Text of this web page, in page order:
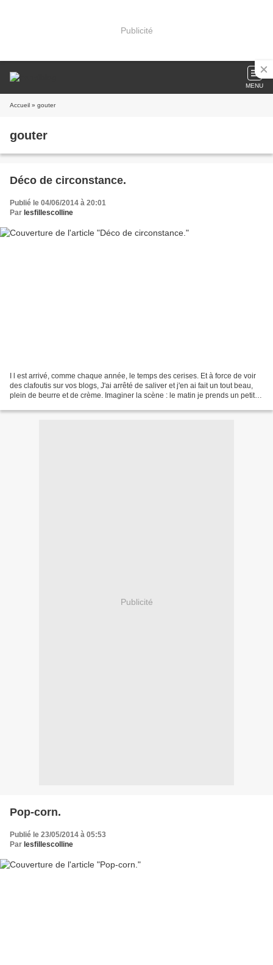
Publicité
MENU
Accueil » gouter
gouter
Déco de circonstance.
Publié le 04/06/2014 à 20:01
Par lesfillescolline
I l est arrivé, comme chaque année, le temps des cerises. Et à force de voir
des clafoutis sur vos blogs, J'ai arrêté de saliver et j'en ai fait un tout beau,
plein de beurre et de crème. Imaginer la scène : le matin je prends un petit
Publicité
Pop-corn.
Publié le 23/05/2014 à 05:53
Par lesfillescolline